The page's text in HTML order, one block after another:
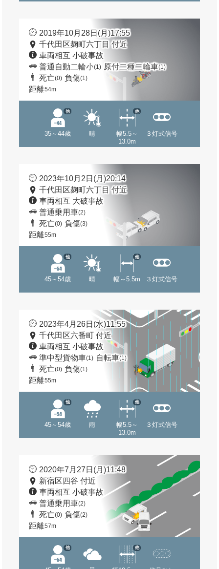
2019年10月28日(月)17:55
千代田区麹町六丁目 付近
車両相互 小破事故
普通自動二輪小(1) 原付二種二輪車(1)
死亡(0) 負傷(1)
距離54m
35～44歳
他
晴
幅5.5～
13.0m
他
３灯式信号
2023年10月2日(月)20:14
千代田区麹町六丁目 付近
車両相互 大破事故
普通乗用車(2)
死亡(0) 負傷(3)
距離55m
45～54歳
他
晴 幅～5.5m
他
３灯式信号
2023年4月26日(水)11:55
千代田区六番町 付近
車両相互 小破事故
準中型貨物車(1) 自転車(1)
死亡(0) 負傷(1)
距離55m
45～54歳
他
雨
幅5.5～
13.0m
他
３灯式信号
2020年7月27日(月)11:48
新宿区四谷 付近
車両相互 小破事故
普通乗用車(2)
死亡(0) 負傷(2)
距離57m
他 他